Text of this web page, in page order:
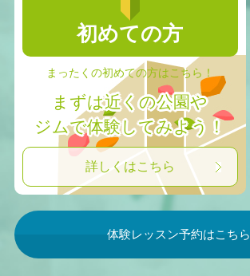
初めての方
まったくの初めての方はこちら！
まずは近くの公園や
ジムで体験してみよう！
詳しくはこちら
体験レッスン予約はこちら